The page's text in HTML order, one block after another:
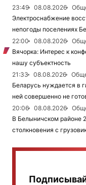
23:49 08.08.2026
Электроснабжение
непогоды поселениях
22:00
08.08.2026
Вячорка: Интерес к
нашу субъектность
21:33
08.08.2026
Беларусь нуждается в
ней совершенно не
20:06
08.08.2026
В Белыничском районе
столкновения с